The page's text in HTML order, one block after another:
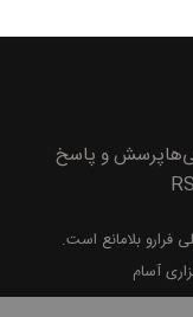
پرسش و پاسخ
فرارو بلامانع است.
آسام